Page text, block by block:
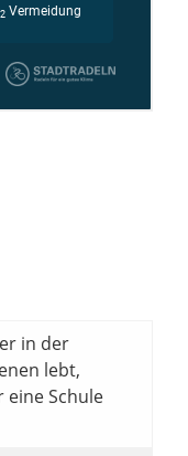
in der
lebt,
Schule